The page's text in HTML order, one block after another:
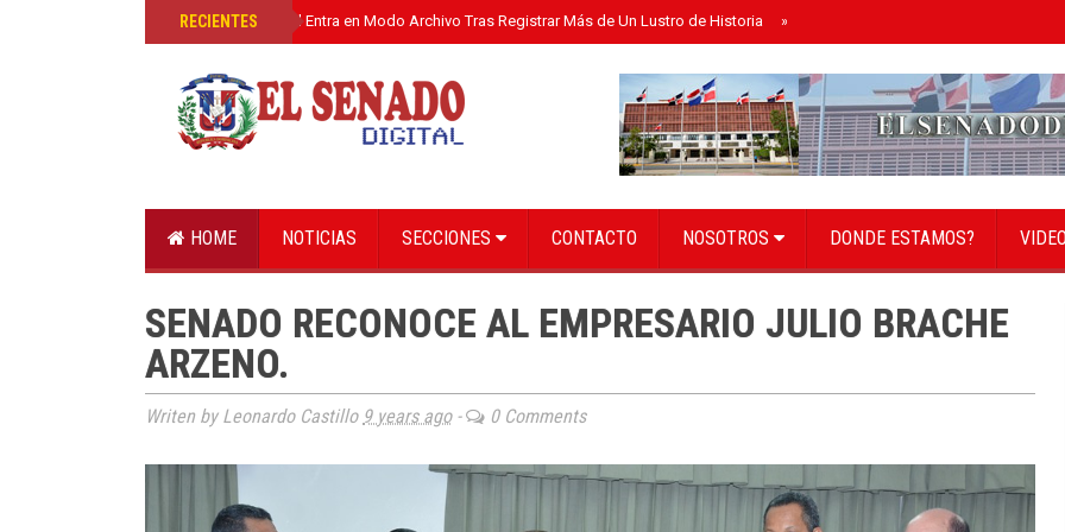
RECIENTES
»El Senado Digital Entra en Modo Archivo Tras Registrar Más de Un Lustro de Historia » Senado instala bufete directivo para el
HOME NOTICIAS SECCIONES CONTACTO NOSOTROS DONDE ESTAMOS?
SENADO RECONOCE AL EMPRESARIO JULIO BRACHE
ARZENO.
Writen by Leonardo Castillo 9 years ago- 0 Comments